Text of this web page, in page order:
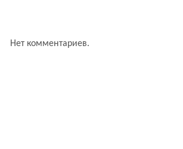
Нет комментариев.